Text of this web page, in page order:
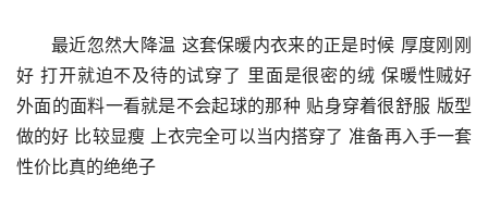
好 打开就迫不及待的试穿了 里面是很密的绒 保暖性贼好
外面的面料一看就是不会起球的那种 贴身穿着很舒服 版型
做的好 比较显瘦 上衣完全可以当内搭穿了 准备再入手一套
性价比真的绝绝子